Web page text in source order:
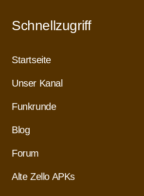
Schnellzugriff
Startseite
Unser Kanal
Funkrunde
Blog
Forum
Alte Zello APKs